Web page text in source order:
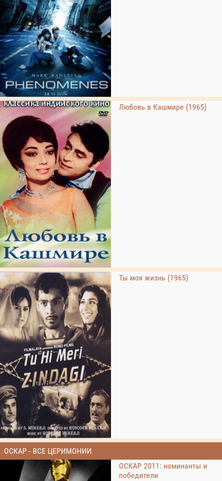
Любовь в Кашмире (1965)
Ты моя жизнь (1965)
ОСКАР - ВСЕ ЦЕРИМОНИИ
ОСКАР 2011: номинанты и
победители